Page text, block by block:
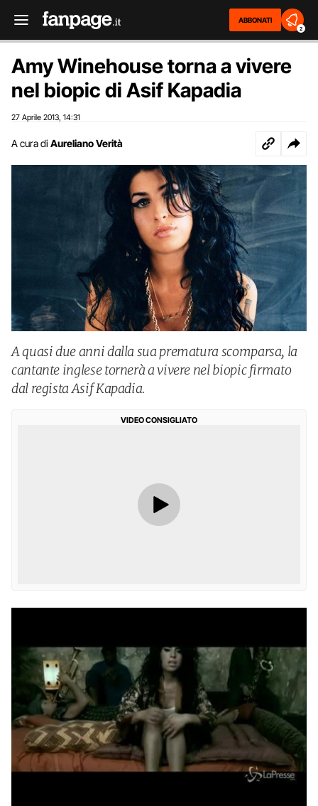
ABBONATI
2
Amy Winehouse torna a vivere
nel biopic di Asif Kapadia
27 Aprile 2013 14:31
A cura di Aureliano Verità
A quasi due anni dalla sua prematura scomparsa, la
cantante inglese tornerà a vivere nel biopic firmato
dal regista Asif Kapadia.
VIDEO CONSIGLIATO